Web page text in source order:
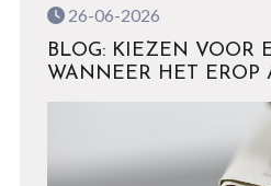
26-06-2026
BLOG: KIEZEN VOOR
WANNEER HET EROP